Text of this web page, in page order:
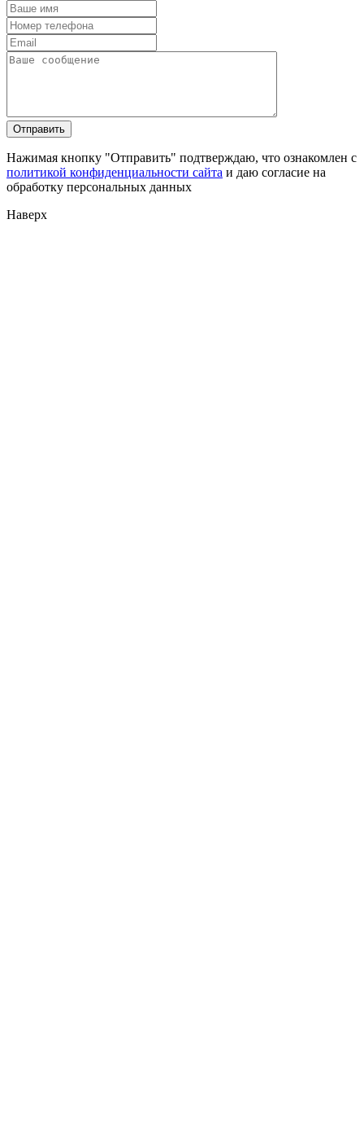
Нажимая кнопку "Отправить" подтверждаю, что ознакомлен с
политикой конфиденциальности сайта и даю согласие на
обработку персональных данных
Наверх